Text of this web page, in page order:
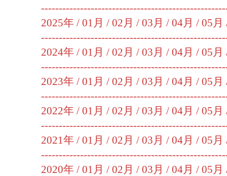
2025年 / 01月 / 02月 / 03月 / 04月 / 05月
2024年 / 01月 / 02月 / 03月 / 04月 / 05月
2023年 / 01月 / 02月 / 03月 / 04月 / 05月
2022年 / 01月 / 02月 / 03月 / 04月 / 05月
2021年 / 01月 / 02月 / 03月 / 04月 / 05月
2020年 / 01月 / 02月 / 03月 / 04月 / 05月